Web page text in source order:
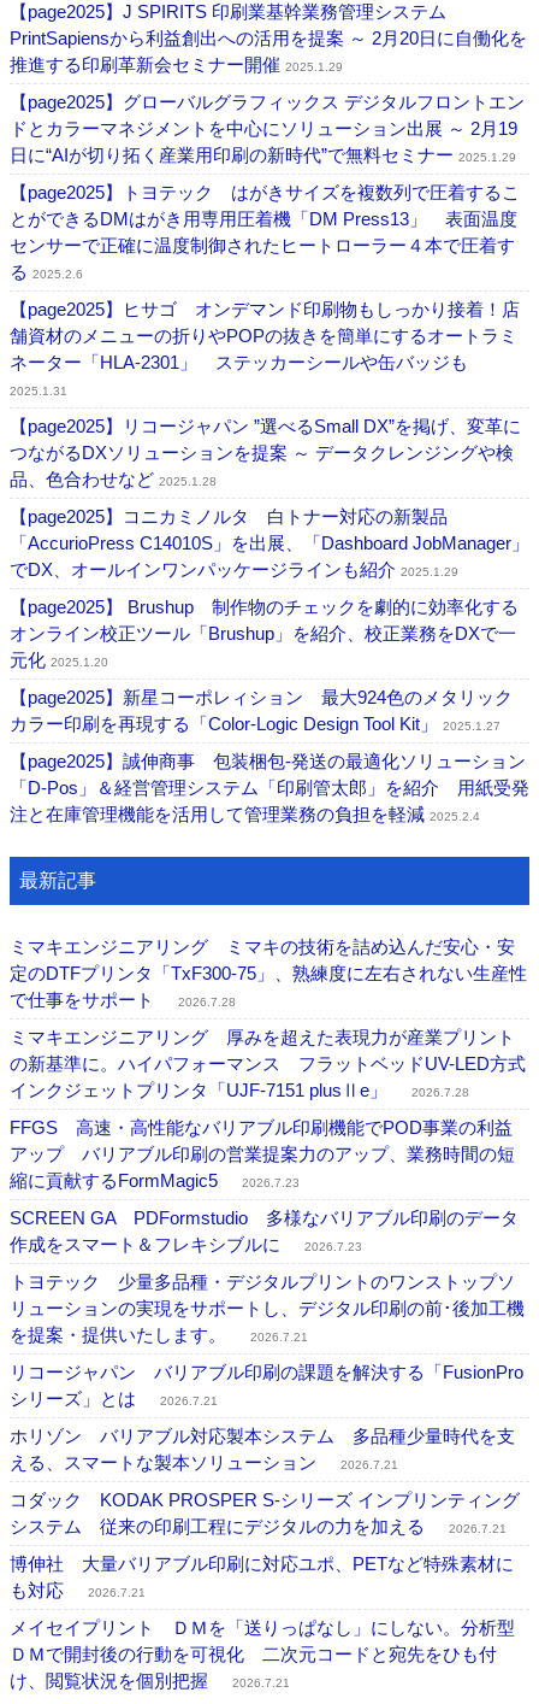
【page2025】J SPIRITS 印刷業基幹業務管理システム
PrintSapiensから利益創出への活用を提案 ～ 2月20日に自働化を
推進する印刷革新会セミナー開催 2025.1.29
【page2025】グローバルグラフィックス デジタルフロントエン
ドとカラーマネジメントを中心にソリューション出展 ～ 2月19
日に“AIが切り拓く産業用印刷の新時代”で無料セミナー 2025.1.29
【page2025】トヨテック はがきサイズを複数列で圧着するこ
とができるDMはがき用専用圧着機「DM Press13」 表面温度
センサーで正確に温度制御されたヒートローラー４本で圧着す
る 2025.2.6
【page2025】ヒサゴ オンデマンド印刷物もしっかり接着！店
舗資材のメニューの折りやPOPの抜きを簡単にするオートラミ
ネーター「HLA-2301」 ステッカーシールや缶バッジも
2025.1.31
【page2025】リコージャパン ”選べるSmall DX”を掲げ、変革に
つながるDXソリューションを提案 ～ データクレンジングや検
品、色合わせなど 2025.1.28
【page2025】コニカミノルタ 白トナー対応の新製品
「AccurioPress C14010S」を出展、「Dashboard JobManager」
でDX、オールインワンパッケージラインも紹介 2025.1.29
【page2025】 Brushup 制作物のチェックを劇的に効率化する
オンライン校正ツール「Brushup」を紹介、校正業務をDXで一
元化 2025.1.20
【page2025】新星コーポレィション 最大924色のメタリック
カラー印刷を再現する「Color-Logic Design Tool Kit」
2025.1.27
【page2025】誠伸商事 包装梱包-発送の最適化ソリューション
「D-Pos」＆経営管理システム「印刷管太郎」を紹介 ⽤紙受発
注と在庫管理機能を活用して管理業務の負担を軽減 2025.2.4
最新記事
ミマキエンジニアリング ミマキの技術を詰め込んだ安心・安
定のDTFプリンタ「TxF300-75」、熟練度に左右されない生産性
で仕事をサポート
2026.7.28
ミマキエンジニアリング 厚みを超えた表現力が産業プリント
の新基準に。ハイパフォーマンス フラットベッドUV-LED方式
インクジェットプリンタ「UJF-7151 plusⅡe」
2026.7.28
FFGS 高速・高性能なバリアブル印刷機能でPOD事業の利益
アップ バリアブル印刷の営業提案力のアップ、業務時間の短
縮に貢献するFormMagic5
2026.7.23
SCREEN GA PDFormstudio 多様なバリアブル印刷のデータ
作成をスマート＆フレキシブルに
2026.7.23
トヨテック 少量多品種・デジタルプリントのワンストップソ
リューションの実現をサポートし、デジタル印刷の前･後加工機
を提案・提供いたします。
2026.7.21
リコージャパン バリアブル印刷の課題を解決する「FusionPro
シリーズ」とは
2026.7.21
ホリゾン バリアブル対応製本システム 多品種少量時代を支
える、スマートな製本ソリューション
2026.7.21
コダック KODAK PROSPER S-シリーズ インプリンティング
システム 従来の印刷工程にデジタルの力を加える
2026.7.21
博伸社 大量バリアブル印刷に対応ユポ、PETなど特殊素材に
も対応
2026.7.21
メイセイプリント ＤＭを「送りっぱなし」にしない。分析型
ＤＭで開封後の行動を可視化 二次元コードと宛先をひも付
け、閲覧状況を個別把握
2026.7.21